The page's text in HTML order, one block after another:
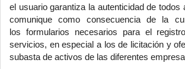
el usuario garantiza la autenticidad de todos
comunique como consecuencia de la
los formularios necesarios para el
servicios, en especial a los de licitación y
subasta de activos de las diferentes